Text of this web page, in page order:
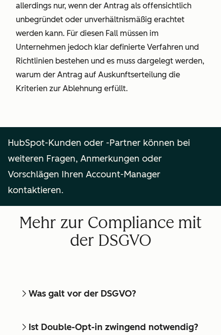
allerdings nur, wenn der Antrag als offensichtlich
unbegründet oder unverhältnismäßig erachtet
werden kann. Für diesen Fall müssen im
Unternehmen jedoch klar definierte Verfahren und
Richtlinien bestehen und es muss dargelegt werden,
warum der Antrag auf Auskunftserteilung die
Kriterien zur Ablehnung erfüllt.
HubSpot-Kunden oder -Partner können bei
weiteren Fragen, Anmerkungen oder
Vorschlägen Ihren Account-Manager
kontaktieren.
Mehr zur Compliance mit
der DSGVO
Was galt vor der DSGVO?
Ist Double-Opt-in zwingend notwendig?